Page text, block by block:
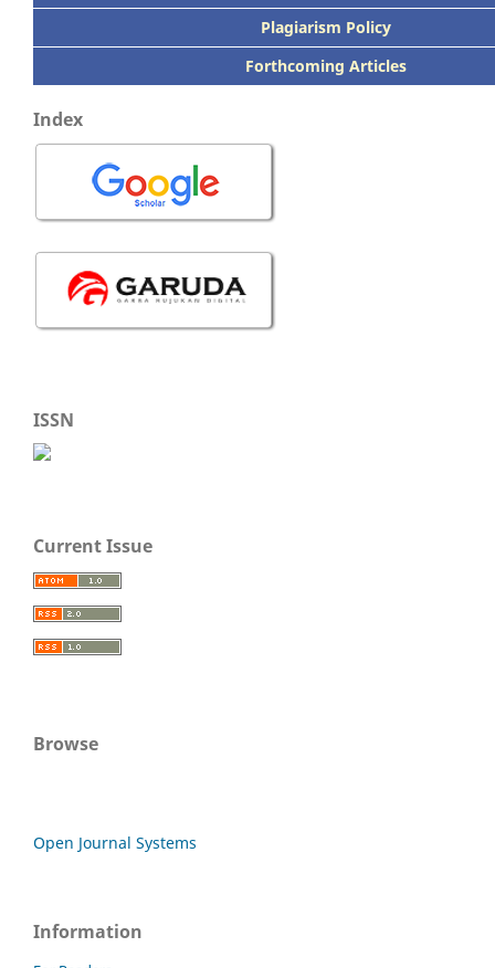
Plagiarism Policy
Forthcoming Articles
Index
ISSN
Current Issue
Browse
Open Journal Systems
Information